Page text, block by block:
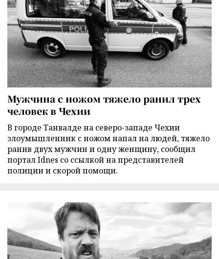
Мужчина с ножом тяжело ранил трех
человек в Чехии
В городе Танвалде на северо-западе Чехии
злоумышленник с ножом напал на людей, тяжело
ранив двух мужчин и одну женщину, сообщил
портал Idnes со ссылкой на представителей
полиции и скорой помощи.